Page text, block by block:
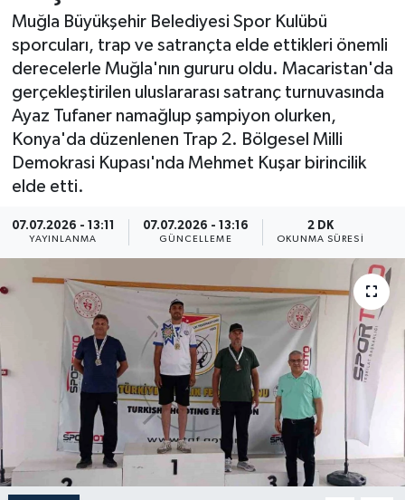
Muğla Büyükşehir Belediyesi Spor Kulübü
sporcuları, trap ve satrançta elde ettikleri önemli
derecelerle Muğla'nın gururu oldu. Macaristan'da
gerçekleştirilen uluslararası satranç turnuvasında
Ayaz Tufaner namağlup şampiyon olurken,
Konya'da düzenlenen Trap 2. Bölgesel Milli
Demokrasi Kupası'nda Mehmet Kuşar birincilik
elde etti.
07.07.2026 - 13:11
YAYINLANMA
07.07.2026 - 13:16
GÜNCELLEME
2 DK
OKUNMA SÜRESI
Resmi İlan
Sağlık
Siyaset
Spor
Yaşam